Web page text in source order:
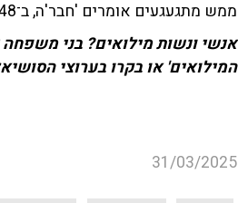
ממש מתגעגעים אומרים 'חבר'ה, ב־48 שעות הקרובות אל תדברו איתי, אני עם הילדים'".
אנשי ונשות מילואים? בני
המילואים' או בקרו בערוצי
31/03/2025